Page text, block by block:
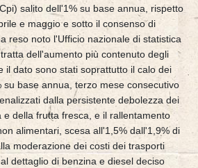
salito dell'1% su base annua, rispetto
e maggio e sotto il consenso di
reso noto l'Ufficio nazionale di statistica
dell'aumento più contenuto degli
il dato sono stati soprattutto il calo dei
su base annua, terzo mese consecutivo
dalla persistente debolezza dei
e della frutta fresca, e il rallentamento
alimentari, scesa all'1,5% dall'1,9% di
moderazione dei costi dei trasporti
dettaglio di benzina e diesel deciso